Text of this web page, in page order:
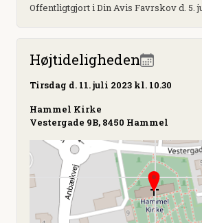
Offentligtgjort i Din Avis Favrskov d. 5.
Højtideligheden
Tirsdag d. 11. juli 2023 kl. 10.30
Hammel Kirke
Vestergade 9B, 8450 Hammel